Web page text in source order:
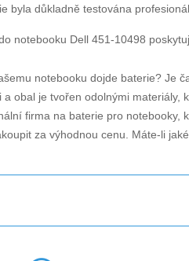
byla důkladně testována
notebooku Dell 451-10498
notebooku dojde baterie? Je
a obal je tvořen odolnými
firma na baterie pro notebooky,
za výhodnou cenu. Máte-li